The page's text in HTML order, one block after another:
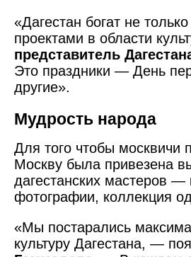
«Дагестан богат не
проектами в области
представитель
Это праздники — День
другие».
Мудрость народа
Для того чтобы москвичи
Москву была привезена
дагестанских мастеров
фотографии, коллекция
«Мы постарались
культуру Дагестана, —